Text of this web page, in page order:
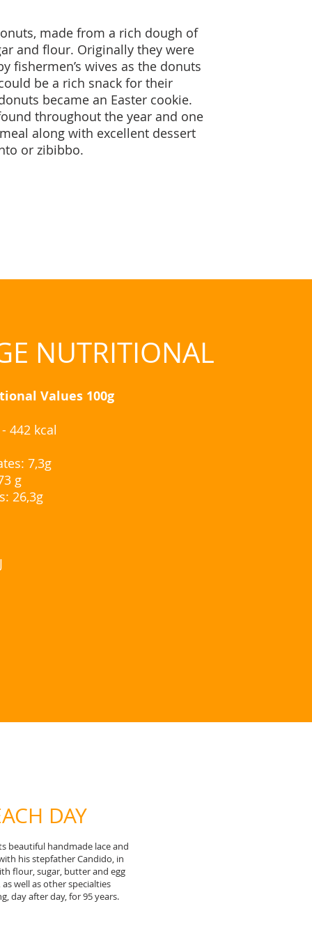
made from a rich dough of
and flour. Originally they were
fishermen’s wives as the donuts
be a rich snack for their
became an Easter cookie.
throughout the year and one
along with excellent dessert
or zibibbo.
NUTRITIONAL
Values 100g
442 kcal
7,3g
g
26,3g
DAY
beautiful handmade lace and
his stepfather Candido, in
flour, sugar, butter and egg
well as other specialties
day after day, for 95 years.